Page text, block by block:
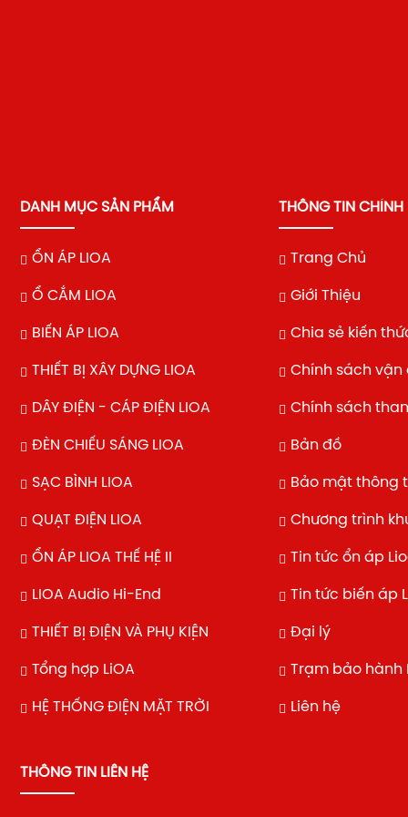
DANH MỤC SẢN PHẨM
ỔN ÁP LIOA
Ổ CẮM LIOA
BIẾN ÁP LIOA
THIẾT BỊ XÂY DỰNG LIOA
DÂY ĐIỆN - CÁP ĐIỆN LIOA
ĐÈN CHIẾU SÁNG LIOA
SẠC BÌNH LIOA
QUẠT ĐIỆN LIOA
ỔN ÁP LIOA THẾ HỆ II
LIOA Audio Hi-End
THIẾT BỊ ĐIỆN VÀ PHỤ KIỆN
Tổng hợp LiOA
HỆ THỐNG ĐIỆN MẶT TRỜI
THÔNG TIN CHÍNH
Trang Chủ
Giới Thiệu
Chia sẻ kiến
Chính sách vận
Chính sách
Bản đồ
Bảo mật thông
Chương trình
Tin tức ổn áp
Tin tức biến áp
Đại lý
Trạm bảo hành
Liên hệ
THÔNG TIN LIÊN HỆ